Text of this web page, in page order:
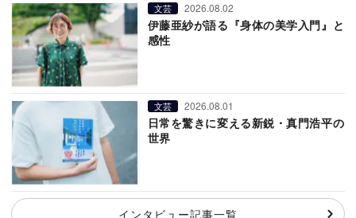
文芸 2026.08.02
伊藤亜紗が語る『身体の美学入門』と
感性
文芸 2026.08.01
日常を驚きに変える新鋭・真門浩平の
世界
インタビュー記事一覧